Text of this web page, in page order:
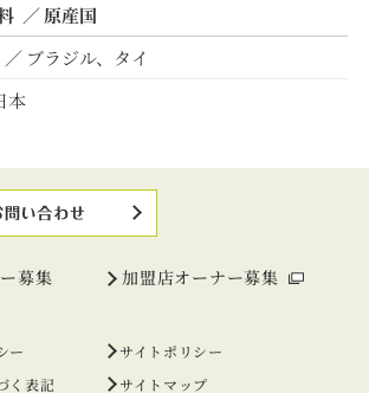
原産国
ブラジル、タイ
本
募集
加盟店オーナー募集
ー
サイトポリシー
く表記
サイトマップ